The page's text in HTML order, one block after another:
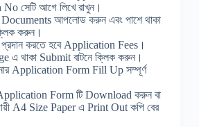
সেটি আগে লিখে রাখুন।
Documents আপলোড করুন এবং পাশে থাকা
করুন।
করতে হবে Application Fees।
এ থাকা Submit বাটনে ক্লিক করুন।
Application Form Fill Up সম্পূর্ণ
Form টি Download করুন বা
A4 Size Paper এ Print Out কপি বের